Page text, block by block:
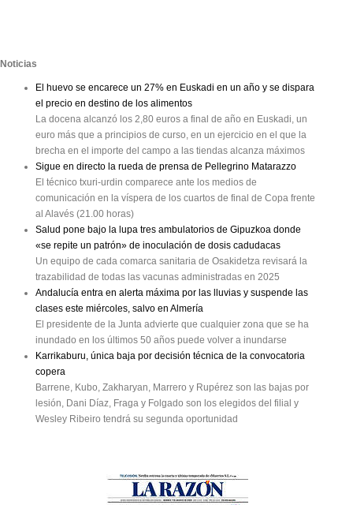
Noticias
El huevo se encarece un 27% en Euskadi en un año y se dispara
el precio en destino de los alimentos
La docena alcanzó los 2,80 euros a final de año en Euskadi, un
euro más que a principios de curso, en un ejercicio en el que la
brecha en el importe del campo a las tiendas alcanza máximos
Sigue en directo la rueda de prensa de Pellegrino Matarazzo
El técnico txuri-urdin comparece ante los medios de
comunicación en la víspera de los cuartos de final de Copa frente
al Alavés (21.00 horas)
Salud pone bajo la lupa tres ambulatorios de Gipuzkoa donde
«se repite un patrón» de inoculación de dosis cadudacas
Un equipo de cada comarca sanitaria de Osakidetza revisará la
trazabilidad de todas las vacunas administradas en 2025
Andalucía entra en alerta máxima por las lluvias y suspende las
clases este miércoles, salvo en Almería
El presidente de la Junta advierte que cualquier zona que se ha
inundado en los últimos 50 años puede volver a inundarse
Karrikaburu, única baja por decisión técnica de la convocatoria
copera
Barrene, Kubo, Zakharyan, Marrero y Rupérez son las bajas por
lesión, Dani Díaz, Fraga y Folgado son los elegidos del filial y
Wesley Ribeiro tendrá su segunda oportunidad